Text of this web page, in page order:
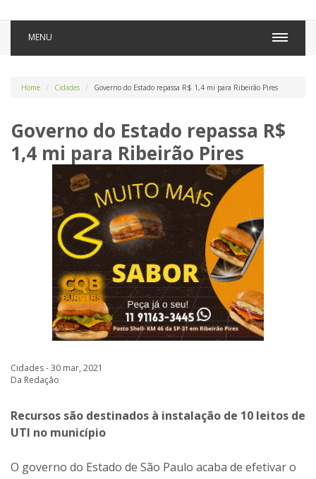
MENU
Home Cidades Governo do Estado repassa R$ 1,4 mi para Ribeirão Pires
Governo do Estado repassa R$
1,4 mi para Ribeirão Pires
Cidades - 30 mar, 2021
Da Redação
Recursos são destinados à instalação de 10 leitos de
UTI no município
O governo do Estado de São Paulo acaba de efetivar o